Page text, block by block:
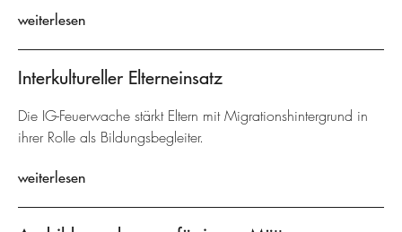
weiterlesen
Interkultureller Elterneinsatz
Die IG-Feuerwache stärkt Eltern mit Migrationshintergrund in
ihrer Rolle als Bildungsbegleiter.
weiterlesen